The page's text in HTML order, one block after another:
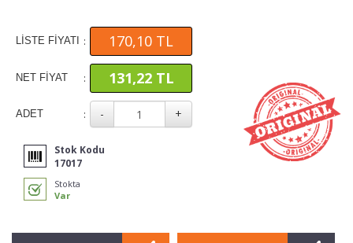
LİSTE FİYATI : 170,10 TL
NET FİYAT : 131,22 TL
ADET :
Stok Kodu
17017
Stokta
Var